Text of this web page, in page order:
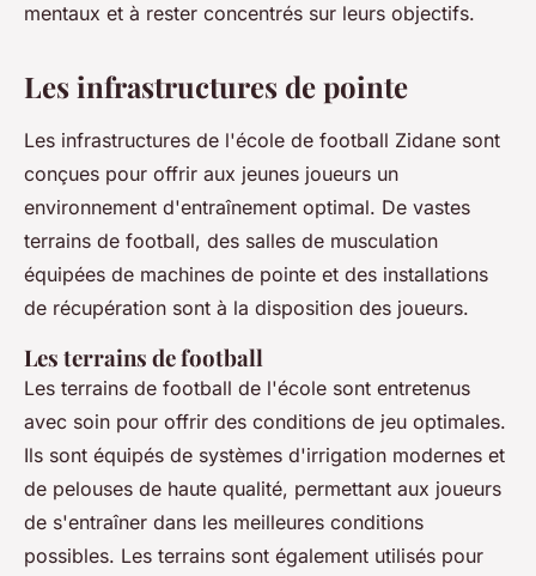
mentaux et à rester concentrés sur leurs objectifs.
Les infrastructures de pointe
Les infrastructures de l'école de football Zidane sont
conçues pour offrir aux jeunes joueurs un
environnement d'entraînement optimal. De vastes
terrains de football, des salles de musculation
équipées de machines de pointe et des installations
de récupération sont à la disposition des joueurs.
Les terrains de football
Les terrains de football de l'école sont entretenus
avec soin pour offrir des conditions de jeu optimales.
Ils sont équipés de systèmes d'irrigation modernes et
de pelouses de haute qualité, permettant aux joueurs
de s'entraîner dans les meilleures conditions
possibles. Les terrains sont également utilisés pour